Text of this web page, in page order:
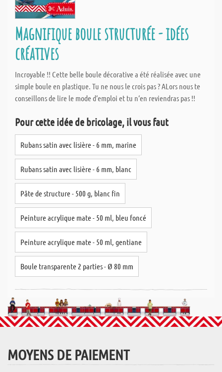
Magnifique boule structurée - idées
créatives
Incroyable !! Cette belle boule décorative a été réalisée avec une
simple boule en plastique. Tu ne nous le crois pas ? ALors nous te
conseillons de lire le mode d‘emploi et tu n‘en reviendras pas !!
Pour cette idée de bricolage, il vous faut
Rubans satin avec lisière - 6 mm, marine
Rubans satin avec lisière - 6 mm, blanc
Pâte de structure - 500 g, blanc fin
Peinture acrylique mate - 50 ml, bleu foncé
Peinture acrylique mate - 50 ml, gentiane
Boule transparente 2 parties - Ø 80 mm
MOYENS DE PAIEMENT